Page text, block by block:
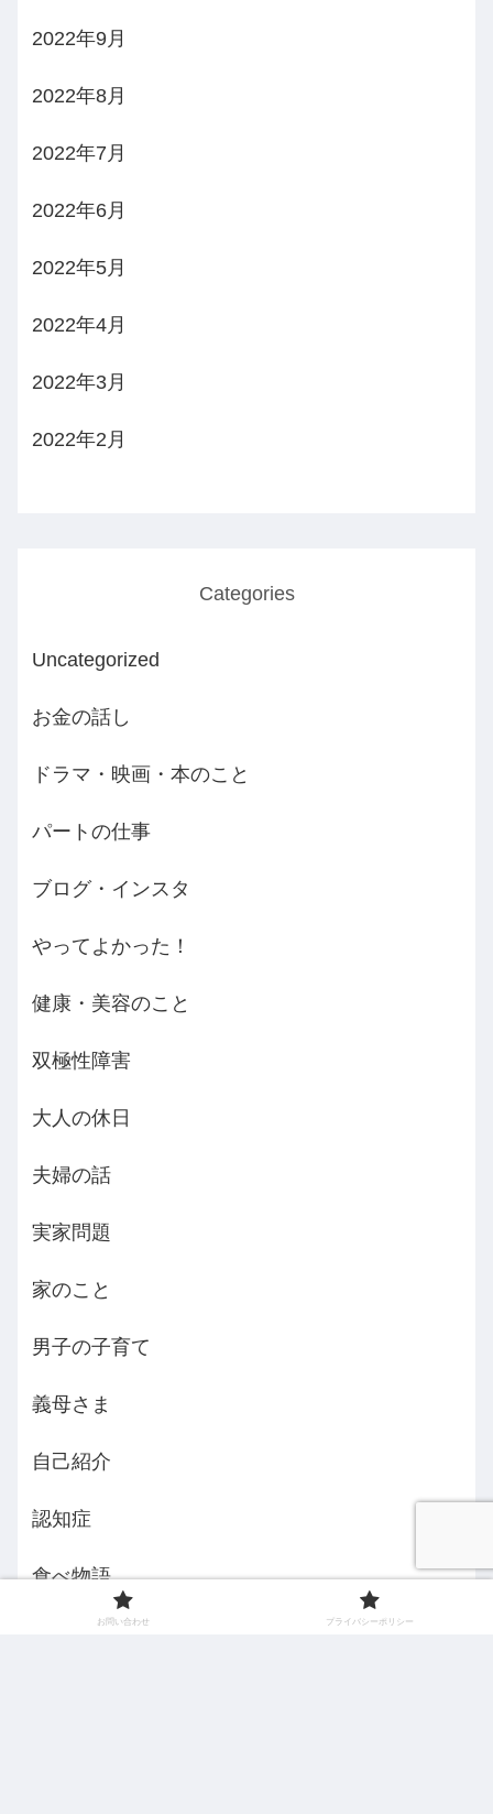
2022年9月
2022年8月
2022年7月
2022年6月
2022年5月
2022年4月
2022年3月
2022年2月
Categories
Uncategorized
お金の話し
ドラマ・映画・本のこと
パートの仕事
ブログ・インスタ
やってよかった！
健康・美容のこと
双極性障害
大人の休日
夫婦の話
実家問題
家のこと
男子の子育て
義母さま
自己紹介
認知症
食べ物語
お問い合わせ プライバシーポリシー